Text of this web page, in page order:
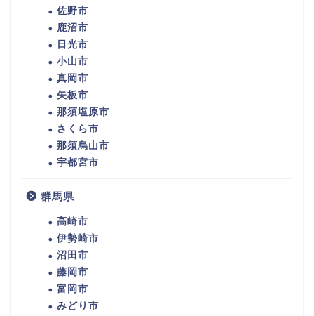
佐野市
鹿沼市
日光市
小山市
真岡市
矢板市
那須塩原市
さくら市
那須烏山市
宇都宮市
群馬県
高崎市
伊勢崎市
沼田市
藤岡市
富岡市
みどり市